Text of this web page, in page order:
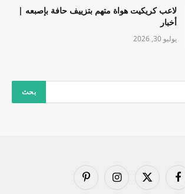
لاعب كريكيت هواة متهم بتزييف حافة بإصبعه |
أخبار
يوليو 30, 2026
فيسبوك
X
الانستغرامبينتيريست